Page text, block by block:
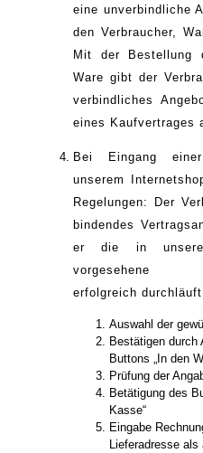
eine unverbindliche
den Verbraucher,
Mit der Bestellung
Ware gibt der
verbindliches
eines Kaufvertrages
Bei Eingang
unserem
Regelungen: Der
bindendes
er die in
vorgesehene
erfolgreich durchläuft.
Auswahl der
Bestätigen durch
Buttons „In den
Prüfung der
Betätigung des
Kasse“
Eingabe
Lieferadresse